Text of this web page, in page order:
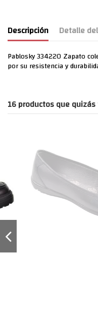
Descripción Detalle
Pablosky 334220 Zapato
por su resistencia y
16 productos que